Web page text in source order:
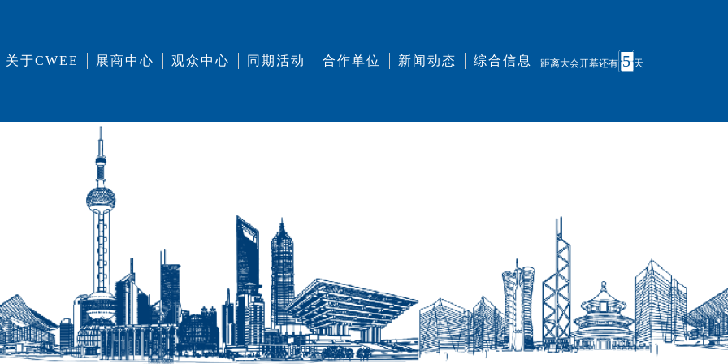
关于CWEE 展商中心 观众中心 同期活动 合作单位 新闻动态 综合信息 距离大会开幕还有 5天